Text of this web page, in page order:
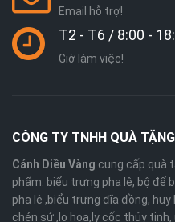
Email hỗ trợ!
T2 - T6 / 8:00 -
Giờ làm việc!
CÔNG TY TNHH QUÀ
Cánh Diều Vàng cung cấp quà
phẩm: biểu trưng pha lê, bộ để
pha lê ,biểu trưng đĩa đồng,
chén sứ ,lọ hoa,ly cốc thủy